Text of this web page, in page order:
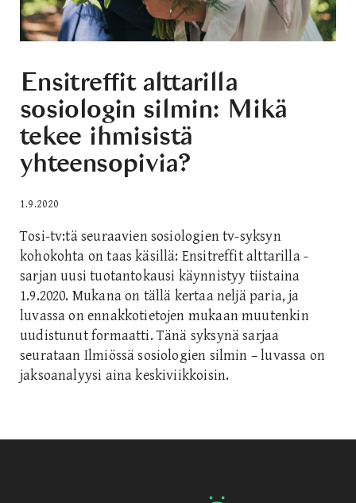
Ensitreffit alttarilla
sosiologin silmin: Mikä
tekee ihmisistä
yhteensopivia?
1.9.2020
Tosi-tv:tä seuraavien sosiologien tv-syksyn
kohokohta on taas käsillä: Ensitreffit alttarilla -
sarjan uusi tuotantokausi käynnistyy tiistaina
1.9.2020. Mukana on tällä kertaa neljä paria, ja
luvassa on ennakkotietojen mukaan muutenkin
uudistunut formaatti. Tänä syksynä sarjaa
seurataan Ilmiössä sosiologien silmin – luvassa on
jaksoanalyysi aina keskiviikkoisin.